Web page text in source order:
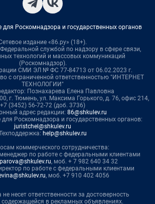
для Роскомнадзора и государственных органов
издание «86.ру» (18+).
службой по надзору в сфере связи,
технологий и массовых коммуникаций
(Роскомнадзор).
СМИ ЭЛ № ФС 77-84713 от 06.02.2023 г.
с ограниченной ответственностью "ИНТЕРНЕТ
ТЕХНОЛОГИИ"
Познахарева Елена Павловна
г. Тюмень, ул. Максима Горького, д. 76, офис 214,
+7 (3452) 56-72-72 (доб. 3736)
адрес редакции: 86@shkulev.ru
Роскомнадзора и государственных органов:
juristchel@shkulev.ru
help@shkulev.ru
коммерческого сотрудничества:
по работе с федеральными клиентами
, моб. + 7 982 640 34 32
по работе с федеральными клиентами
, моб. +7 910 402 4056
не несет ответственности за достоверность
в рекламных объявлениях.